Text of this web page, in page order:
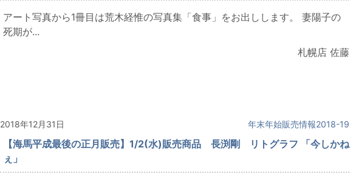
アート写真から1冊目は荒木経惟の写真集「食事」をお出しします。 妻陽子の
死期が...
札幌店 佐藤
2018年12月31日 年末年始販売情報2018-19
【海馬平成最後の正月販売】1/2(水)販売商品 長渕剛 リトグラフ 「今しかね
ぇ」